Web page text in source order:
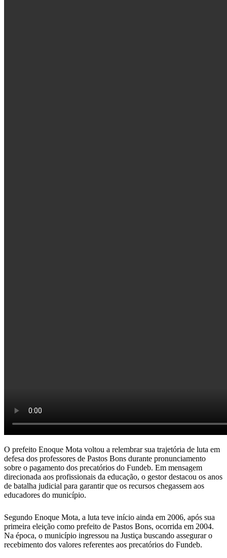
O prefeito Enoque Mota voltou a relembrar sua trajetória de luta em
defesa dos professores de Pastos Bons durante pronunciamento
sobre o pagamento dos precatórios do Fundeb. Em mensagem
direcionada aos profissionais da educação, o gestor destacou os anos
de batalha judicial para garantir que os recursos chegassem aos
educadores do município.
Segundo Enoque Mota, a luta teve início ainda em 2006, após sua
primeira eleição como prefeito de Pastos Bons, ocorrida em 2004.
Na época, o município ingressou na Justiça buscando assegurar o
recebimento dos valores referentes aos precatórios do Fundeb.